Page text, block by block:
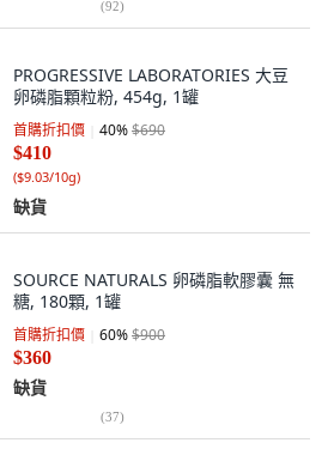
(92)
PROGRESSIVE LABORATORIES 大豆
卵磷脂顆粒粉, 454g, 1罐
首購折扣價 40%$690
$410
($9.03/10g)
缺貨
SOURCE NATURALS 卵磷脂軟膠囊 無
糖, 180顆, 1罐
首購折扣價 60%$900
$360
缺貨
(37)